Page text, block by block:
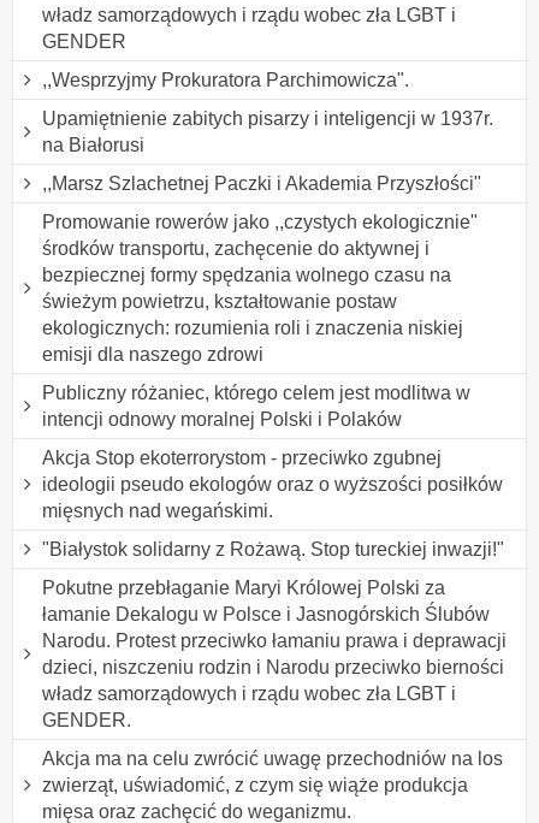
władz samorządowych i rządu wobec zła LGBT i
GENDER
,,Wesprzyjmy Prokuratora Parchimowicza".
Upamiętnienie zabitych pisarzy i inteligencji w 1937r.
na Białorusi
,,Marsz Szlachetnej Paczki i Akademia Przyszłości"
Promowanie rowerów jako ,,czystych ekologicznie"
środków transportu, zachęcenie do aktywnej i
bezpiecznej formy spędzania wolnego czasu na
świeżym powietrzu, kształtowanie postaw
ekologicznych: rozumienia roli i znaczenia niskiej
emisji dla naszego zdrowi
Publiczny różaniec, którego celem jest modlitwa w
intencji odnowy moralnej Polski i Polaków
Akcja Stop ekoterrorystom - przeciwko zgubnej
ideologii pseudo ekologów oraz o wyższości posiłków
mięsnych nad wegańskimi.
"Białystok solidarny z Rożawą. Stop tureckiej inwazji!"
Pokutne przebłaganie Maryi Królowej Polski za
łamanie Dekalogu w Polsce i Jasnogórskich Ślubów
Narodu. Protest przeciwko łamaniu prawa i deprawacji
dzieci, niszczeniu rodzin i Narodu przeciwko bierności
władz samorządowych i rządu wobec zła LGBT i
GENDER.
Akcja ma na celu zwrócić uwagę przechodniów na los
zwierząt, uświadomić, z czym się wiąże produkcja
mięsa oraz zachęcić do weganizmu.